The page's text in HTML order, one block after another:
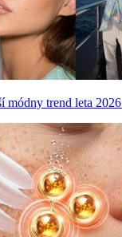
módny trend leta